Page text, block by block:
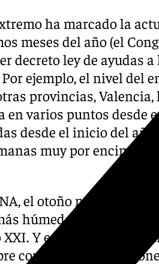
ha marcado la
meses del año (el
decreto ley de ayudas
ejemplo, el nivel del
provincias, Valencia,
en varios puntos desde
desde el inicio del año
muy por encima
el otoño no fue una
húmedo desde el
XXI. Y es que tras un
con más